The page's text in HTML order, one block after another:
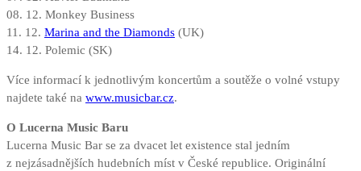
08. 12. Monkey Business
11. 12. Marina and the Diamonds (UK)
14. 12. Polemic (SK)
Více informací k jednotlivým koncertům a soutěže o volné vstupy
najdete také na www.musicbar.cz.
O Lucerna Music Baru
Lucerna Music Bar se za dvacet let existence stal jedním
z nejzásadnějších hudebních míst v České republice. Originální